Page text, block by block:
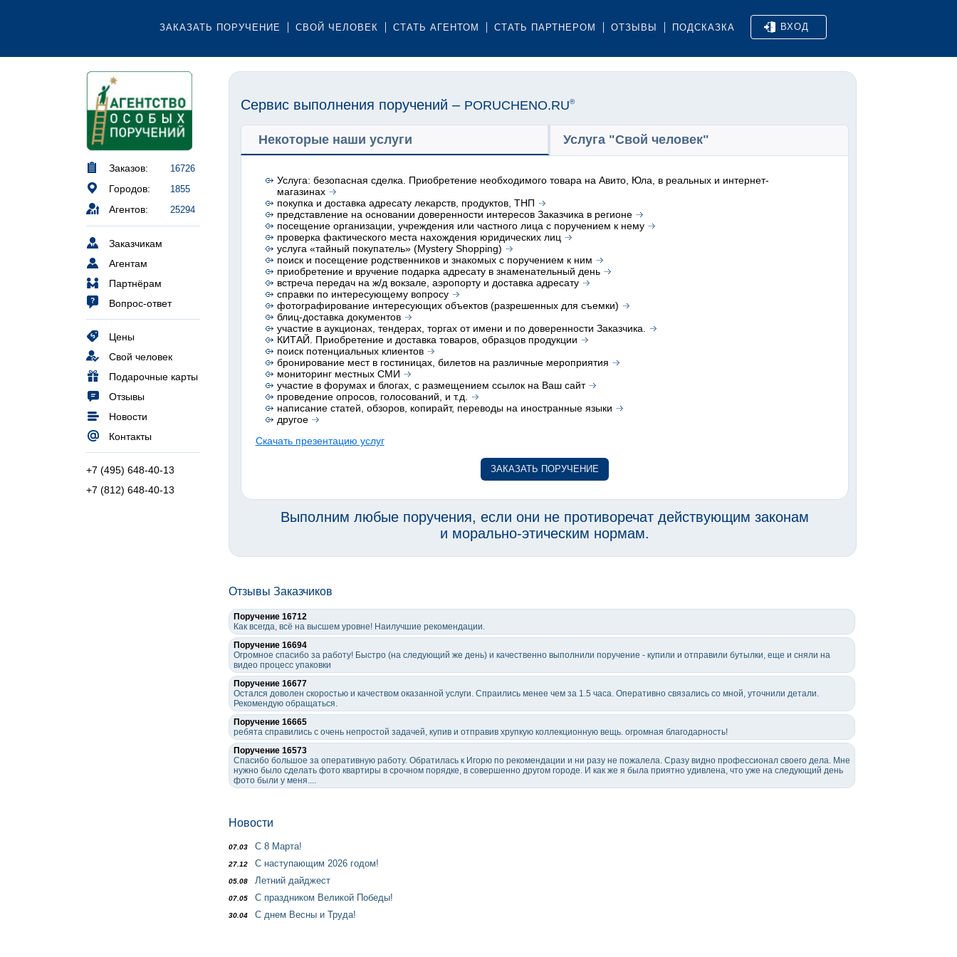
ЗАКАЗАТЬ ПОРУЧЕНИЕ СВОЙ ЧЕЛОВЕК СТАТЬ АГЕНТОМ СТАТЬ ПАРТНЕРОМ ОТЗЫВЫ ПОДСКАЗКА ВХОД
Заказов: 16726
Городов: 1855
Агентов: 25294
Заказчикам
Агентам
Партнёрам
Вопрос-ответ
Цены
Свой человек
Подарочные карты
Отзывы
Новости
Контакты
+7 (495) 648-40-13
+7 (812) 648-40-13
Сервис выполнения поручений – PORUCHENO.RU®
Некоторые наши услуги Услуга "Свой человек"
Услуга: безопасная сделка. Приобретение необходимого товара на Авито, Юла, в реальных и интернет-
магазинах
покупка и доставка адресату лекарств, продуктов, ТНП
представление на основании доверенности интересов Заказчика в регионе
посещение организации, учреждения или частного лица с поручением к нему
проверка фактического места нахождения юридических лиц
услуга «тайный покупатель» (Mystery Shopping)
поиск и посещение родственников и знакомых с поручением к ним
приобретение и вручение подарка адресату в знаменательный день
встреча передач на ж/д вокзале, аэропорту и доставка адресату
справки по интересующему вопросу
фотографирование интересующих объектов (разрешенных для съемки)
блиц-доставка документов
участие в аукционах, тендерах, торгах от имени и по доверенности Заказчика.
КИТАЙ. Приобретение и доставка товаров, образцов продукции
поиск потенциальных клиентов
бронирование мест в гостиницах, билетов на различные мероприятия
мониторинг местных СМИ
участие в форумах и блогах, с размещением ссылок на Ваш сайт
проведение опросов, голосований, и т.д.
написание статей, обзоров, копирайт, переводы на иностранные языки
другое
Скачать презентацию услуг
ЗАКАЗАТЬ ПОРУЧЕНИЕ
Выполним любые поручения, если они не противоречат действующим законам
и морально-этическим нормам.
Отзывы Заказчиков
Поручение 16712
Как всегда, всё на высшем уровне! Наилучшие рекомендации.
Поручение 16694
Огромное спасибо за работу! Быстро (на следующий же день) и качественно выполнили поручение - купили и отправили бутылки, еще и сняли на
видео процесс упаковки
Поручение 16677
Остался доволен скоростью и качеством оказанной услуги. Спраились менее чем за 1.5 часа. Оперативно связались со мной, уточнили детали.
Рекомендую обращаться.
Поручение 16665
ребята справились с очень непростой задачей, купив и отправив хрупкую коллекционную вещь. огромная благодарность!
Поручение 16573
Спасибо большое за оперативную работу. Обратилась к Игорю по рекомендации и ни разу не пожалела. Сразу видно профессионал своего дела. Мне
нужно было сделать фото квартиры в срочном порядке, в совершенно другом городе. И как же я была приятно удивлена, что уже на следующий день
фото были у меня....
Новости
07.03 С 8 Марта!
27.12 С наступающим 2026 годом!
05.08 Летний дайджест
07.05 С праздником Великой Победы!
30.04 С днем Весны и Труда!